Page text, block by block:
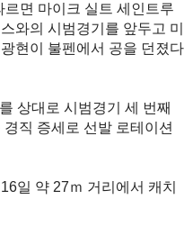
면 마이크 실트 세인트루
와의 시범경기를 앞두고 미
현이 불펜에서 공을 던졌다
상대로 시범경기 세 번째
직 증세로 선발 로테이션
일 약 27ｍ 거리에서 캐치